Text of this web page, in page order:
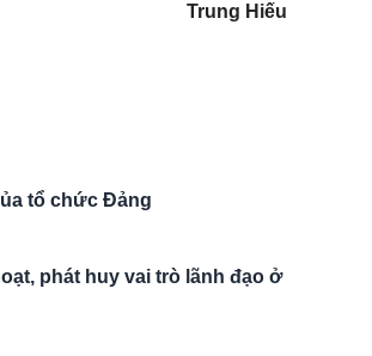
Trung Hiếu
tổ chức Đảng
phát huy vai trò lãnh đạo ở